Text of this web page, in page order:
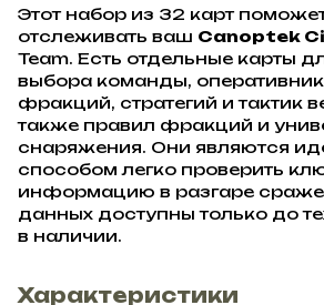
Этот набор из 32 карт
отслеживать ваш Canoptek
Team. Есть отдельные карты
выбора команды,
фракций, стратегий и тактик
также правил фракций и
снаряжения. Они являются
способом легко проверить
информацию в разгаре
данных доступны только до
в наличии.
Характеристики